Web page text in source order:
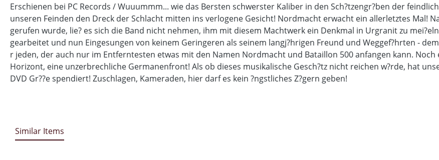
Erschienen bei PC Records / Wuuummm... wie das Bersten schwerster Kaliber in den Sch?tzengr?ben der
unseren Feinden den Dreck der Schlacht mitten ins verlogene Gesicht! Nordmacht erwacht ein allerletztes Mal!
gerufen wurde, lie? es sich die Band nicht nehmen, ihm mit diesem Machtwerk ein Denkmal in Urgranit zu
gearbeitet und nun Eingesungen von keinem Geringeren als seinem langj?hrigen Freund und Weggef?hrten -
r jeden, der auch nur im Entferntesten etwas mit den Namen Nordmacht und Bataillon 500 anfangen kann.
Horizont, eine unzerbrechliche Germanenfront! Als ob dieses musikalische Gesch?tz nicht reichen w?rde, hat
DVD Gr??e spendiert! Zuschlagen, Kameraden, hier darf es kein ?ngstliches Z?gern geben!
Similar Items